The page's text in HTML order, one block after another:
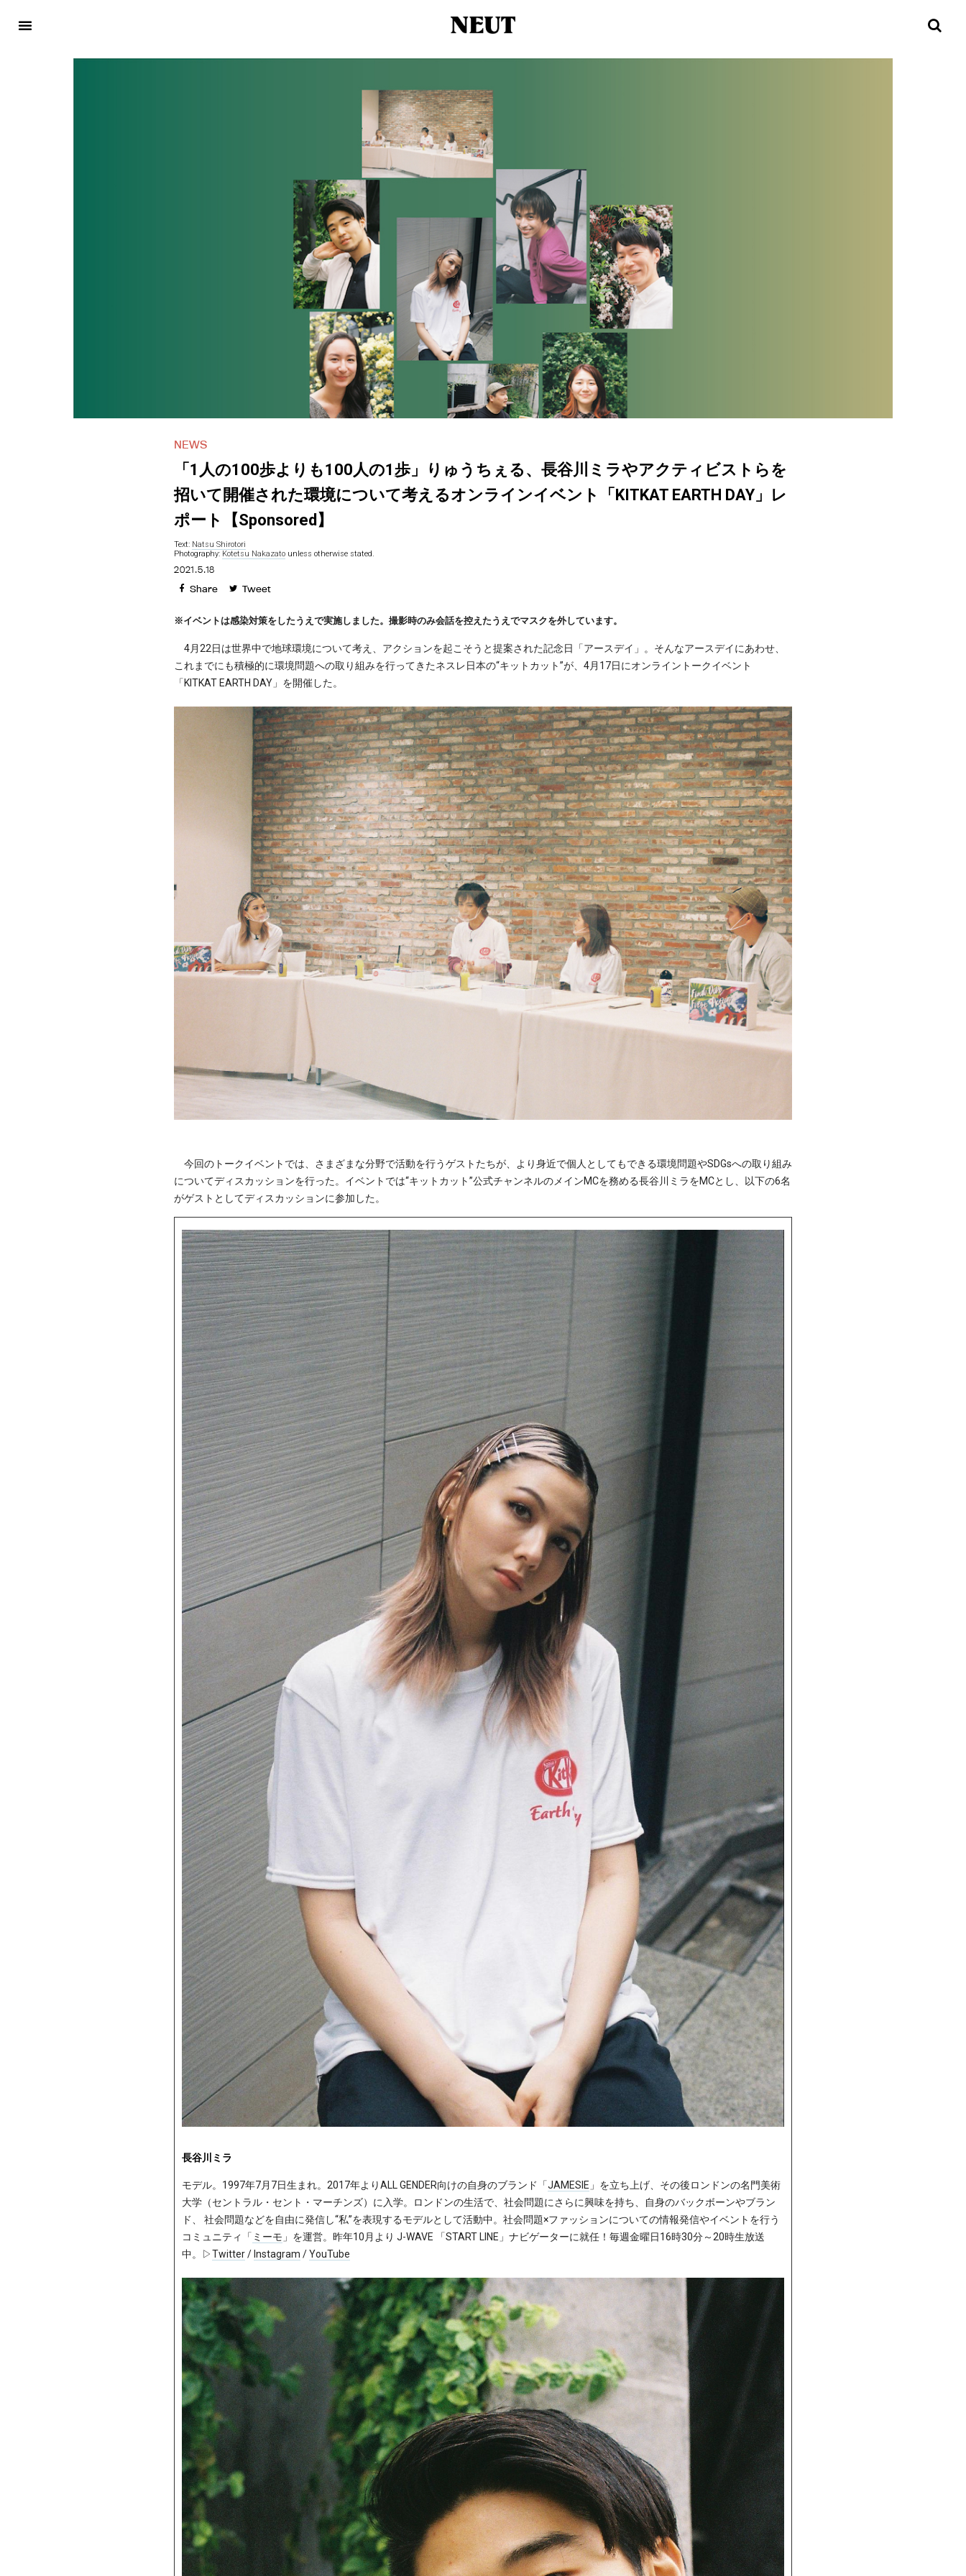
NEWS
「1人の100歩よりも100人の1歩」りゅうちぇる、長谷川ミラやアクティビストらを
招いて開催された環境について考えるオンラインイベント「KITKAT EARTH DAY」レ
ポート【Sponsored】
Text: Natsu Shirotori
Photography: Kotetsu Nakazato unless otherwise stated.
2021.5.18
Share Tweet
※イベントは感染対策をしたうえで実施しました。撮影時のみ会話を控えたうえでマスクを外しています。
4月22日は世界中で地球環境について考え、アクションを起こそうと提案された記念日「アースデイ」。そんなアースデイにあわせ、
これまでにも積極的に環境問題への取り組みを行ってきたネスレ日本の“キットカット”が、4月17日にオンライントークイベント
「KITKAT EARTH DAY」を開催した。
今回のトークイベントでは、さまざまな分野で活動を行うゲストたちが、より身近で個人としてもできる環境問題やSDGsへの取り組み
についてディスカッションを行った。イベントでは“キットカット”公式チャンネルのメインMCを務める長谷川ミラをMCとし、以下の6名
がゲストとしてディスカッションに参加した。
長谷川ミラ
モデル。1997年7月7日生まれ。2017年よりALL GENDER向けの自身のブランド「JAMESIE 」を立ち上げ、その後ロンドンの名門美術
大学（セントラル・セント・マーチンズ）に入学。ロンドンの生活で、社会問題にさらに興味を持ち、自身のバックボーンやブラン
ド、 社会問題などを自由に発信し“私”を表現するモデルとして活動中。社会問題×ファッションについての情報発信やイベントを行う
コミュニティ「 ミーモ 」を運営。昨年10月より J-WAVE 「START LINE」ナビゲーターに就任！毎週金曜日16時30分～20時生放送
中。▷Twitter/ Instagram /YouTube